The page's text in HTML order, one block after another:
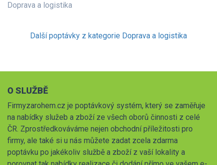
Doprava a logistika
Další poptávky z kategorie Doprava a logistika
O SLUŽBĚ
Firmyzarohem.cz je poptávkový systém, který se zaměřuje
na nabídky služeb a zboží ze všech oborů činnosti z celé
ČR. Zprostředkováváme nejen obchodní příležitosti pro
firmy, ale také si u nás můžete zadat zcela zdarma
poptávku po jakékoliv službě a zboží z vaší lokality a